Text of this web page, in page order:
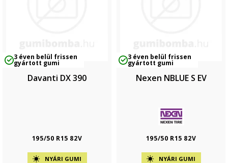
3 éven belül frissen
gyártott gumi
Davanti DX 390
195/50 R15 82V
NYÁRI GUMI
3 éven belül frissen
gyártott gumi
Nexen NBLUE S EV
195/50 R15 82V
NYÁRI GUMI